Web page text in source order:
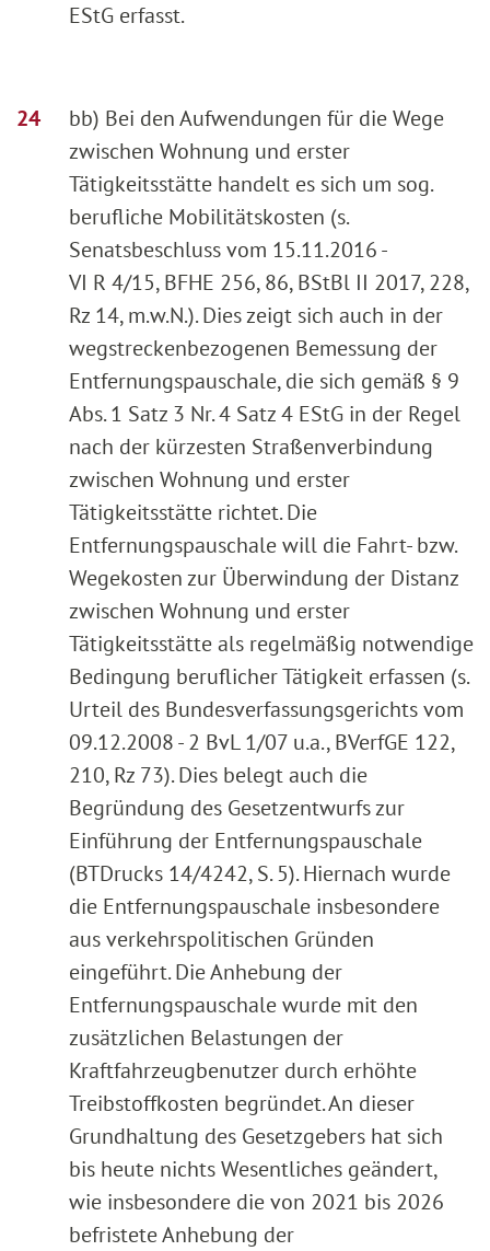
EStG erfasst.
bb) Bei den Aufwendungen für die Wege
zwischen Wohnung und erster
Tätigkeitsstätte handelt es sich um sog.
berufliche Mobilitätskosten (s.
Senatsbeschluss vom 15.11.2016 -
VI R 4/15, BFHE 256, 86, BStBl II 2017, 228,
Rz 14, m.w.N.). Dies zeigt sich auch in der
wegstreckenbezogenen Bemessung der
Entfernungspauschale, die sich gemäß § 9
Abs. 1 Satz 3 Nr. 4 Satz 4 EStG in der Regel
nach der kürzesten Straßenverbindung
zwischen Wohnung und erster
Tätigkeitsstätte richtet. Die
Entfernungspauschale will die Fahrt- bzw.
Wegekosten zur Überwindung der Distanz
zwischen Wohnung und erster
Tätigkeitsstätte als regelmäßig notwendige
Bedingung beruflicher Tätigkeit erfassen (s.
Urteil des Bundesverfassungsgerichts vom
09.12.2008 - 2 BvL 1/07 u.a., BVerfGE 122,
210, Rz 73). Dies belegt auch die
Begründung des Gesetzentwurfs zur
Einführung der Entfernungspauschale
(BTDrucks 14/4242, S. 5). Hiernach wurde
die Entfernungspauschale insbesondere
aus verkehrspolitischen Gründen
eingeführt. Die Anhebung der
Entfernungspauschale wurde mit den
zusätzlichen Belastungen der
Kraftfahrzeugbenutzer durch erhöhte
Treibstoffkosten begründet. An dieser
Grundhaltung des Gesetzgebers hat sich
bis heute nichts Wesentliches geändert,
wie insbesondere die von 2021 bis 2026
befristete Anhebung der